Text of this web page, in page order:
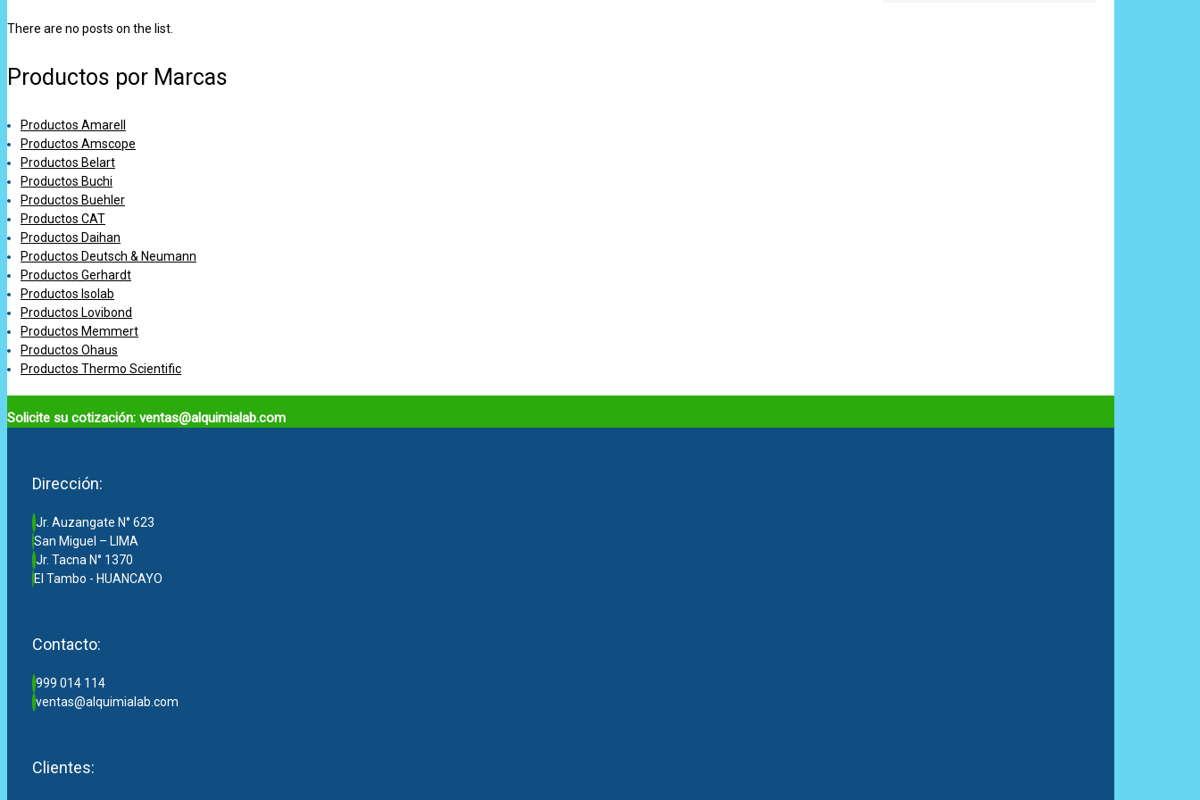
There are no posts on the list.
Productos por Marcas
Productos Amarell
Productos Amscope
Productos Belart
Productos Buchi
Productos Buehler
Productos CAT
Productos Daihan
Productos Deutsch & Neumann
Productos Gerhardt
Productos Isolab
Productos Lovibond
Productos Memmert
Productos Ohaus
Productos Thermo Scientific
Solicite su cotización: ventas@alquimialab.com
Dirección:
Jr. Auzangate N° 623
San Miguel – LIMA
Jr. Tacna N° 1370
El Tambo - HUANCAYO
Contacto:
999 014 114
ventas@alquimialab.com
Clientes: